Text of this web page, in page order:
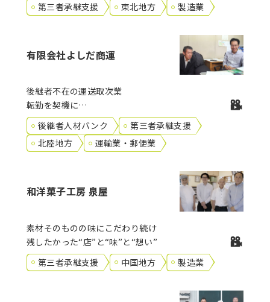
第三者承継支援
東北地方 製造業
有限会社よしだ商運
後継者不在の運送取次業
転勤を契機に
後継者人材バンクに登録した
若手起業家への事業引継ぎを実現
後継者人材バンク
第三者承継支援
北陸地方
運輸業・郵便業
和洋菓子工房 泉屋
素材そのものの味にこだわり続け
残したかった“店”と“味”と“想い”
第三者承継支援
中国地方 製造業